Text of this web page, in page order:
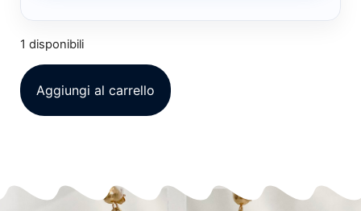
1 disponibili
Aggiungi al carrello